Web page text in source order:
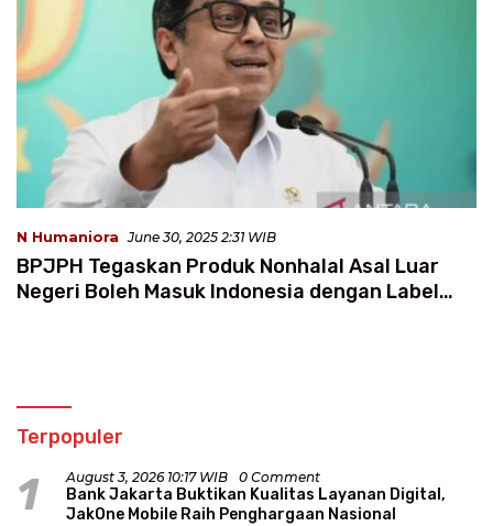
N Humaniora June 30, 2025 2:31 WIB
BPJPH Tegaskan Produk Nonhalal Asal Luar
Negeri Boleh Masuk Indonesia dengan Label
Terpopuler
1 August 3, 2026 10:17 WIB 0 Comment
Bank Jakarta Buktikan Kualitas Layanan Digital,
JakOne Mobile Raih Penghargaan Nasional